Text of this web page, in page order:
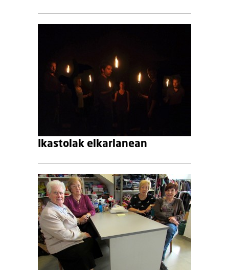
Ikastolak elkarlanean